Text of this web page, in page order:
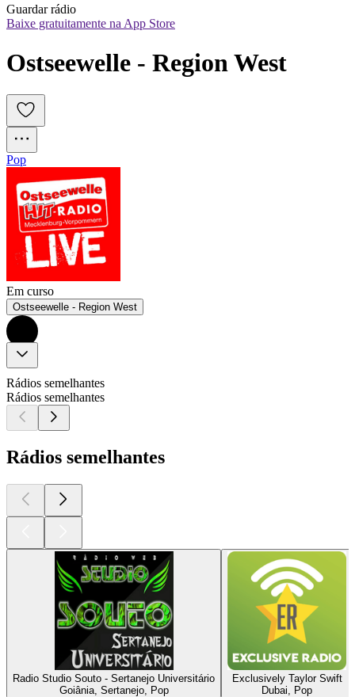
Guardar rádio
Baixe gratuitamente na App Store
Ostseewelle - Region West
Pop
Em curso
Ostseewelle - Region West
Rádios semelhantes
Rádios semelhantes
Rádios semelhantes
Radio Studio Souto - Sertanejo Universitário
Goiânia, Sertanejo, Pop
Exclusively Taylor Swift
Dubai, Pop